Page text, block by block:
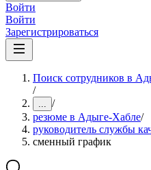
Войти
Войти
Зарегистрироваться
Поиск сотрудников в
/
... /
резюме в Адыге-Хабле/
руководитель службы
сменный график